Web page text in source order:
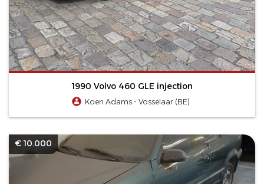
1990 Volvo 460 GLE injection
Koen Adams - Vosselaar (BE)
€ 10.000